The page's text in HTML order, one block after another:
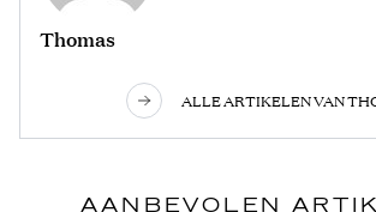
Thomas
ALLE ARTIKELEN VAN
AANBEVOLEN